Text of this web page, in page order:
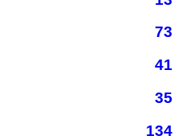
73
41
35
134